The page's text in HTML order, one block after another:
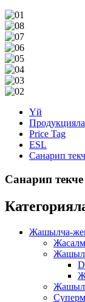
Үй
Price Tag
ESL
Санарип
Санарип текче
Жашылча-